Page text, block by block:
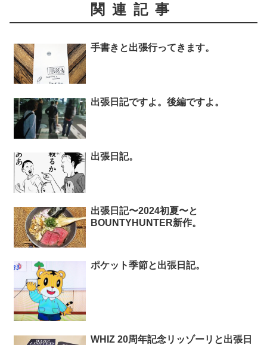
関連記事
手書きと出張行ってきます。
出張日記ですよ。後編ですよ。
出張日記。
出張日記〜2024初夏〜と
BOUNTYHUNTER新作。
ポケット季節と出張日記。
WHIZ 20周年記念リッゾーリと出張日